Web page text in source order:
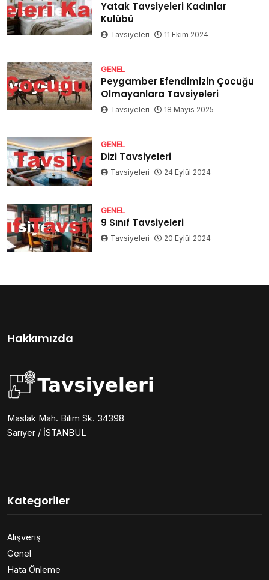
Yatak Tavsiyeleri Kadınlar
Kulübü
Tavsiyeleri 11 Ekim 2024
GENEL
Peygamber Efendimizin Çocuğu
Olmayanlara Tavsiyeleri
Tavsiyeleri 18 Mayıs 2025
GENEL
Dizi Tavsiyeleri
Tavsiyeleri 24 Eylül 2024
GENEL
9 Sınıf Tavsiyeleri
Tavsiyeleri 20 Eylül 2024
Hakkımızda
Maslak Mah. Bilim Sk. 34398
Sarıyer / İSTANBUL
Kategoriler
Alışveriş
Genel
Hata Önleme